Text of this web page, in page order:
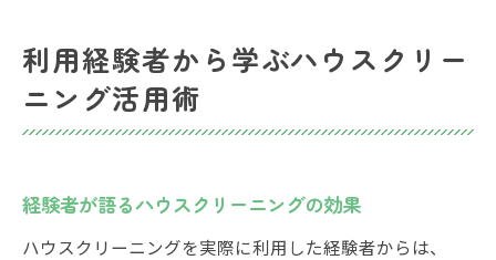
利用経験者から学ぶハウスクリー
ニング活用術
経験者が語るハウスクリーニングの効果
ハウスクリーニングを実際に利用した経験者からは、